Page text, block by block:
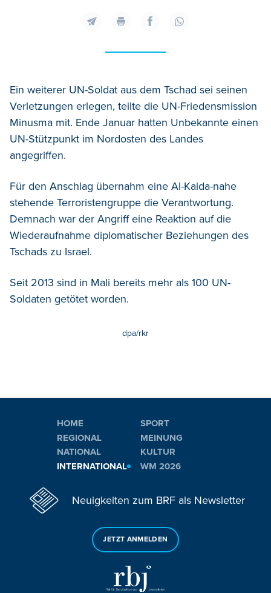
Ein weiterer UN-Soldat aus dem Tschad sei seinen
Verletzungen erlegen, teilte die UN-Friedensmission
Minusma mit. Ende Januar hatten Unbekannte einen
UN-Stützpunkt im Nordosten des Landes
angegriffen.
Für den Anschlag übernahm eine Al-Kaida-nahe
stehende Terroristengruppe die Verantwortung.
Demnach war der Angriff eine Reaktion auf die
Wiederaufnahme diplomatischer Beziehungen des
Tschads zu Israel.
Seit 2013 sind in Mali bereits mehr als 100 UN-
Soldaten getötet worden.
dpa/rkr
HOME
REGIONAL
NATIONAL
INTERNATIONAL
SPORT
MEINUNG
KULTUR
WM 2026
Neuigkeiten zum BRF als Newsletter
JETZT ANMELDEN